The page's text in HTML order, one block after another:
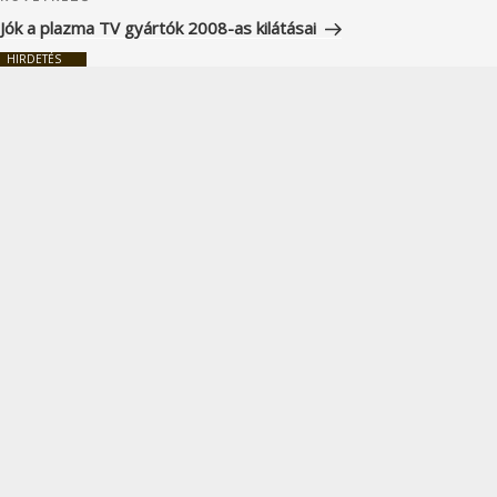
bejegyzés
Jók a plazma TV gyártók 2008-as kilátásai
HIRDETÉS